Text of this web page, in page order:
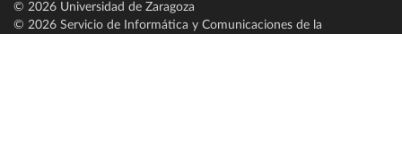
© 2026 Universidad de Zaragoza
© 2026 Servicio de Informática y Comunicaciones de la